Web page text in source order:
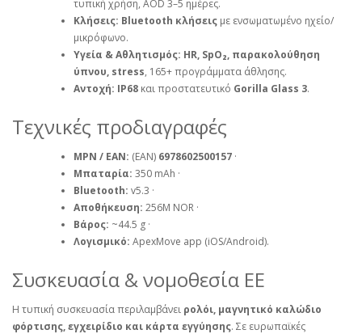
τυπική χρήση, AOD 3–5 ημέρες.
Κλήσεις: Bluetooth κλήσεις με ενσωματωμένο ηχείο/
μικρόφωνο.
Υγεία & Αθλητισμός: HR, SpO₂, παρακολούθηση
ύπνου, stress, 165+ προγράμματα άθλησης.
Αντοχή: IP68 και προστατευτικό Gorilla Glass 3.
Τεχνικές προδιαγραφές
MPN / EAN: (EAN) 6978602500157 ·
Μπαταρία: 350 mAh ·
Bluetooth: v5.3 ·
Αποθήκευση: 256M NOR ·
Βάρος: ~44.5 g ·
Λογισμικό: ApexMove app (iOS/Android).
Συσκευασία & νομοθεσία ΕΕ
Η τυπική συσκευασία περιλαμβάνει ρολόι, μαγνητικό καλώδιο
φόρτισης, εγχειρίδιο και κάρτα εγγύησης. Σε ευρωπαϊκές